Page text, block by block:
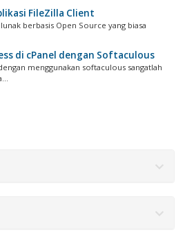
FileZilla Client
berbasis Open Source yang biasa
di cPanel dengan Softaculous
menggunakan softaculous sangatlah